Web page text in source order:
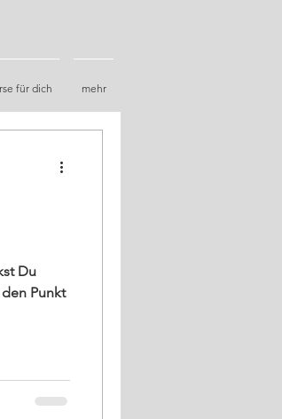
für dich mehr
Du
Punkt